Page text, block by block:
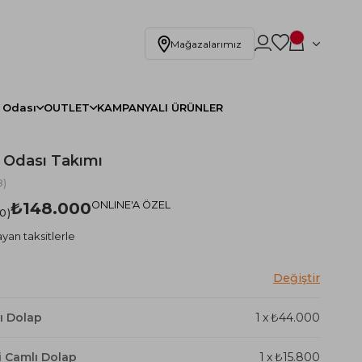
Mağazalarımız
OUTLET KAMPANYALI ÜRÜNLER
Takımı
₺148.000
taksitlerle
ONLINE'A ÖZEL
Dolap 1 x₺44.000
Dolap 1 x₺15.800